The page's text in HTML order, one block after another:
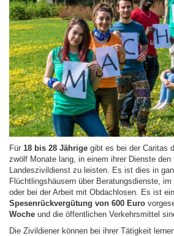
Für 18 bis 28 Jährige gibt es bei der Caritas
zwölf Monate lang, in einem ihrer Dienste den
Landeszivildienst zu leisten. Es ist dies in
Flüchtlingshäusern über Beratungsdienste,
oder bei der Arbeit mit Obdachlosen. Es ist
Spesenrückvergütung von 600 Euro
Woche und die öffentlichen Verkehrsmittel
Die Zivildiener können bei ihrer Tätigkeit